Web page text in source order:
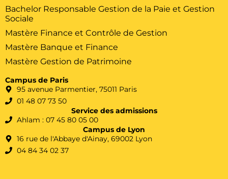
Bachelor Responsable Gestion de la Paie et Gestion
Sociale
Mastère Finance et Contrôle de Gestion
Mastère Banque et Finance
Mastère Gestion de Patrimoine
Campus de Paris
95 avenue Parmentier, 75011 Paris
01 48 07 73 50
Service des admissions
Ahlam : 07 45 80 05 00
Campus de Lyon
16 rue de l'Abbaye d'Ainay, 69002 Lyon
04 84 34 02 37